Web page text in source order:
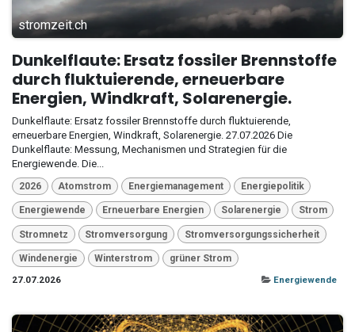
stromzeit.ch
Dunkelflaute: Ersatz fossiler Brennstoffe
durch fluktuierende, erneuerbare
Energien, Windkraft, Solarenergie.
Dunkelflaute: Ersatz fossiler Brennstoffe durch fluktuierende,
erneuerbare Energien, Windkraft, Solarenergie. 27.07.2026 Die
Dunkelflaute: Messung, Mechanismen und Strategien für die
Energiewende. Die...
2026 Atomstrom Energiemanagement Energiepolitik
Energiewende Erneuerbare Energien Solarenergie Strom
Stromnetz Stromversorgung Stromversorgungssicherheit
Windenergie Winterstrom
grüner Strom
27.07.2026
Energiewende